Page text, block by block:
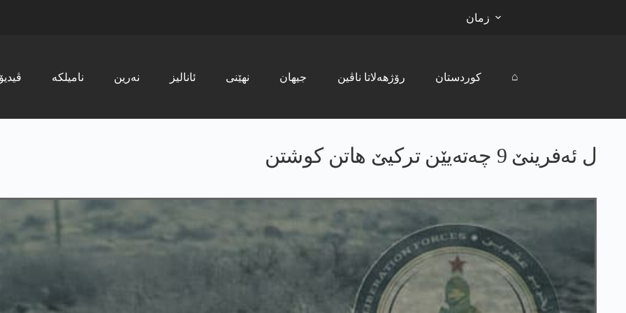
زمان
ڤیدیۆ نامیلکە نەرین ئانالیز نھێنی جیھان رۆژھەلاتا ناڤین کوردستان ⌂
ل ئه‌فرینێ 9 چه‌ته‌یێن تركیێ هاتن كوشتن